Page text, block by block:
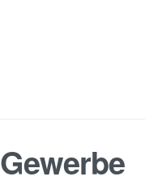
Gewerbe